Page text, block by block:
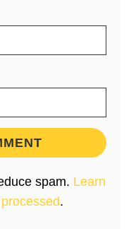
spam. Learn
.